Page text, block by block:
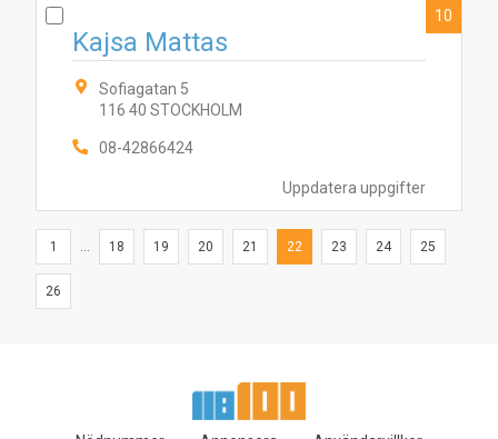
Uppdatera uppgifter
Kajsa Mattas
Sofiagatan 5
116 40 STOCKHOLM
08-42866424
10
1 ... 18 19 20 21 22 23 24 25
26